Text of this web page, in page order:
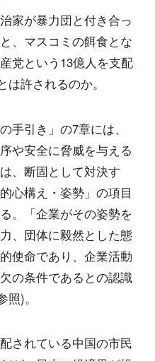
家が暴力団と付き合っ
、マスコミの餌食とな
党という13億人を支配
許されるのか。
手引き」の7章には、
や安全に脅威を与える
、断固として対決す
心構え・姿勢」の項目
。「企業がその姿勢を
、団体に毅然とした態
使命であり、企業活動
の条件であるとの認識
)。
されている中国の市民